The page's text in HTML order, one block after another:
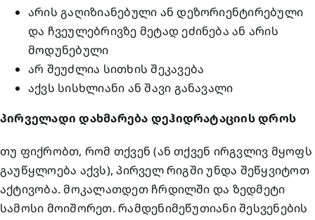
არის გაღიზიანებული ან დეზორიენტირებული
და ჩვეულებრივზე მეტად ეძინება ან არის
მოდუნებული
არ შეუძლია სითხის შეკავება
აქვს სისხლიანი ან შავი განავალი
პირველადი დახმარება დეჰიდრატაციის დროს
თუ ფიქრობთ, რომ თქვენ (ან თქვენ ირგვლივ მყოფს
გაუწყლოება აქვს), პირველ რიგში უნდა შეწყვიტოთ
აქტივობა. მოკალათდეთ ჩრდილში და ზედმეტი
სამოსი მოიშორეთ. რამდენიმეწუთიანი შესვენების